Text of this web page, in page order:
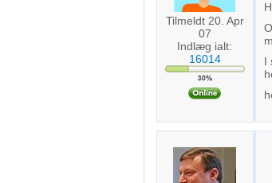
Tilmeldt 20. Apr
07
Indlæg ialt:
16014
I
Bruge præcise geografiske
Identificere enheder baseret på aktivt